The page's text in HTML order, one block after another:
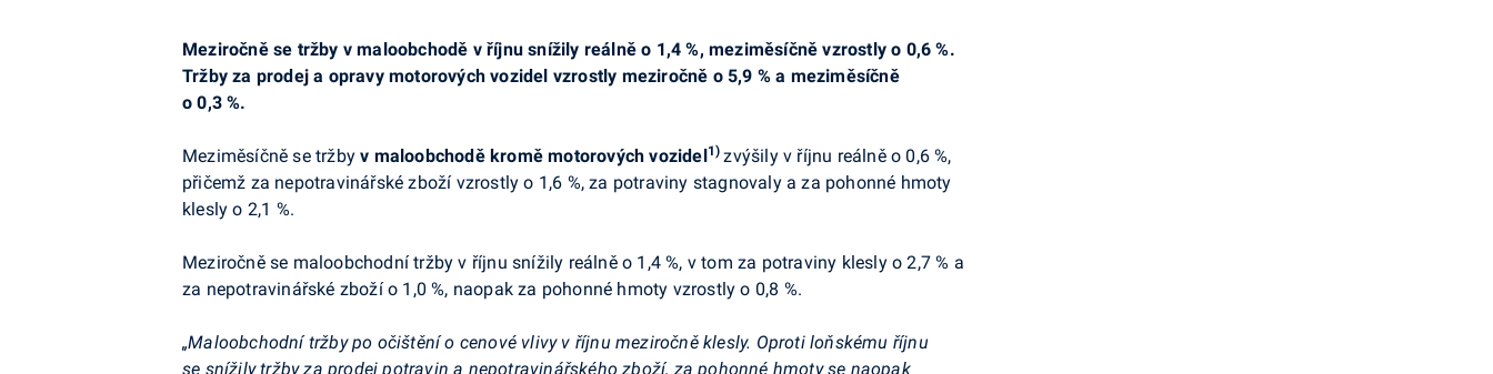
Meziročně se tržby v maloobchodě v říjnu snížily reálně o 1,4 %, meziměsíčně vzrostly o 0,6 %.
Tržby za prodej a opravy motorových vozidel vzrostly meziročně o 5,9 % a meziměsíčně
o 0,3 %.
Meziměsíčně se tržbyv maloobchodě kromě motorových vozidel1)zvýšily v říjnu reálně o 0,6 %,
přičemž za nepotravinářské zboží vzrostly o 1,6 %, za potraviny stagnovaly a za pohonné hmoty
klesly o 2,1 %.
Meziročně se maloobchodní tržby v říjnu snížily reálně o 1,4 %, v tom za potraviny klesly o 2,7 % a
za nepotravinářské zboží o 1,0 %, naopak za pohonné hmoty vzrostly o 0,8 %.
„Maloobchodní tržby po očištění o cenové vlivy v říjnu meziročně klesly. Oproti loňskému říjnu
se snížily tržby za prodej potravin a nepotravinářského zboží, za pohonné hmoty se naopak